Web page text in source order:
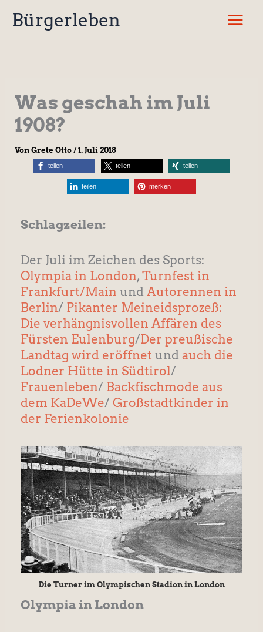
InhaltBürgerleben
Was geschah im Juli
1908?
Von Grete Otto /1. Juli 2018
teilen teilen teilen
teilen merken
Schlagzeilen:
Der Juli im Zeichen des Sports:
Olympia in London, Turnfest in
Frankfurt/Main und Autorennen in
Berlin/ Pikanter Meineidsprozeß:
Die verhängnisvollen Affären des
Fürsten Eulenburg/Der preußische
Landtag wird eröffnet und auch die
Lodner Hütte in Südtirol/
Frauenleben/ Backfischmode aus
dem KaDeWe/ Großstadtkinder in
der Ferienkolonie
Die Turner im Olympischen Stadion in London
Olympia in London